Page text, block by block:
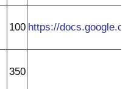
100 https://
350